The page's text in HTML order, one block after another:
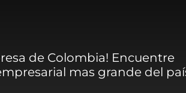
de Colombia! Encuentre
mas grande del